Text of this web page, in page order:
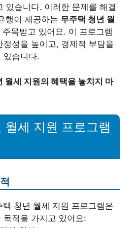
있습니다. 이러한 문제를 해결
행이 제공하는 무주택 청년 월
주목받고 있어요. 이 프로그램
정성을 높이고, 경제적 부담을
있습니다.
월세 지원의 혜택을 놓치지 마
월세 지원 프로그램
청년 월세 지원 프로그램은
목적을 가지고 있어요: